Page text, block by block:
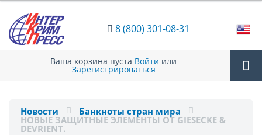
8 (800) 301-08-31
Ваша корзина пуста Войти или
Зарегистрироваться
Новости Банкноты стран мира
НОВЫЕ ЗАЩИТНЫЕ ЭЛЕМЕНТЫ ОТ GIESECKE &
DEVRIENT.